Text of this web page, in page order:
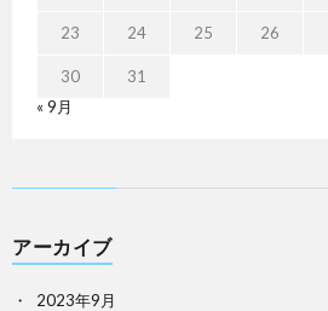
23 24 25 26
30
31
« 9月
アーカイブ
2023年9月